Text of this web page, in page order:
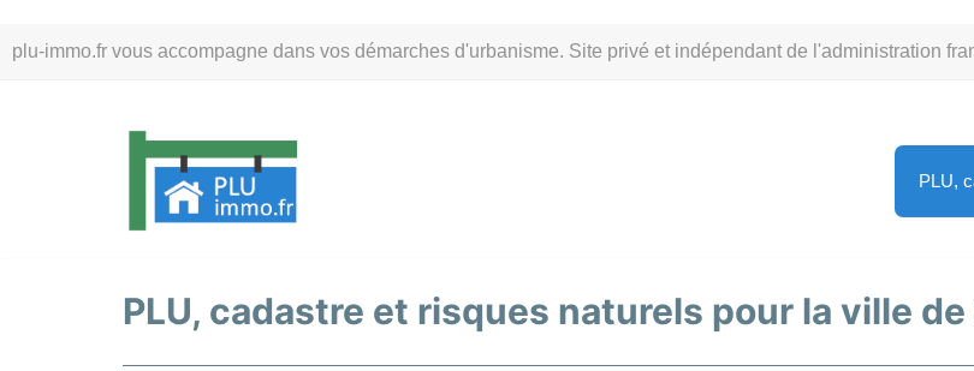
plu-immo.fr vous accompagne dans vos démarches d'urbanisme. Site privé et indépendant de l'administration
au
PLU,
PLU, cadastre et risques naturels pour la ville